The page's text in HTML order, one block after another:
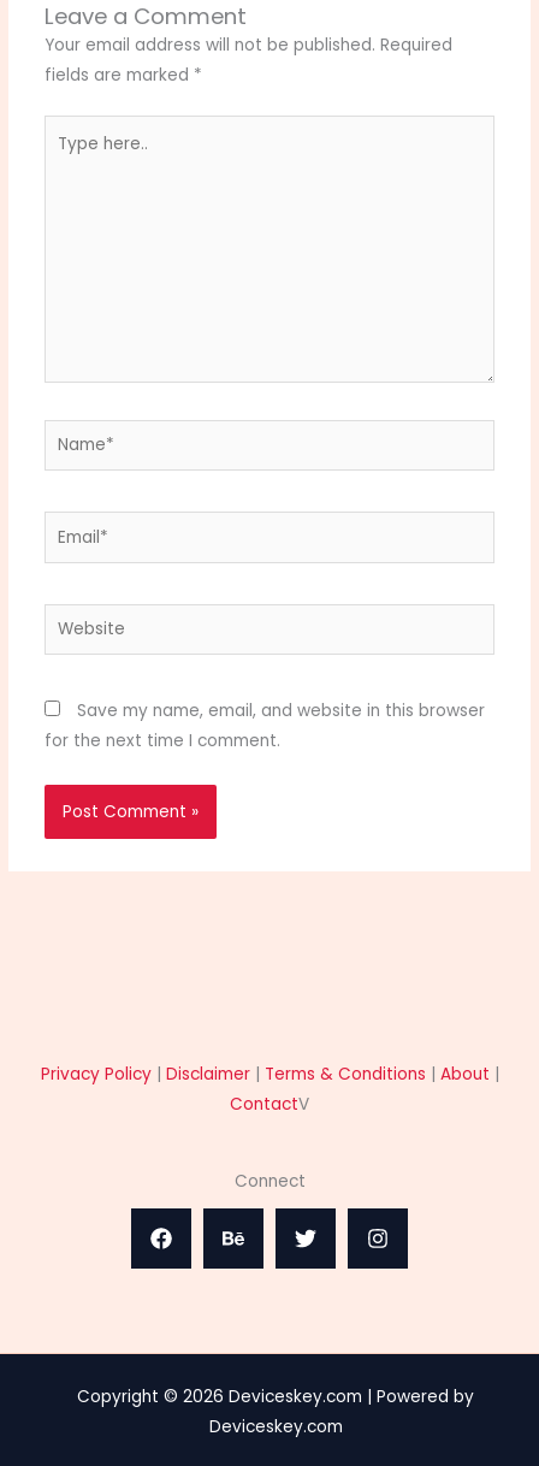
Leave a Comment
Your email address will not be published. Required
fields are marked *
here..
Name*
Email*
Website
Save my name, email, and website in this browser
for the next time I comment.
Privacy Policy| Disclaimer| Terms & Conditions About
ContactV
Connect
Copyright © 2026 Deviceskey.com | Powered by
Deviceskey.com